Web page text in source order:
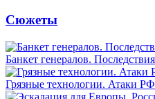
Сюжеты
Банкет генералов.
Грязные технологии. Атаки